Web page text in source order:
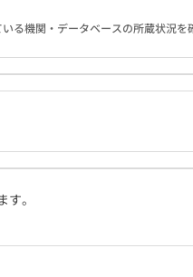
る機関・データベースの所蔵状況を
。